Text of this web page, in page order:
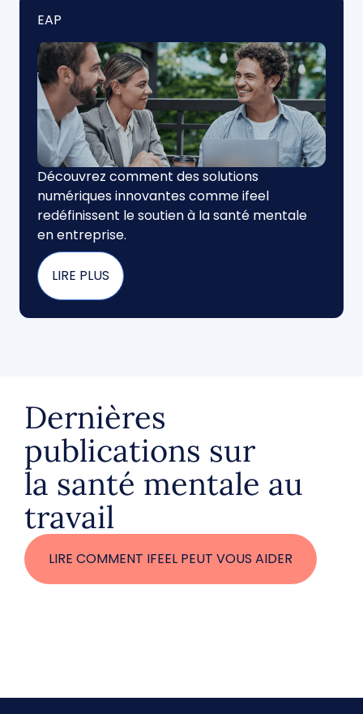
EAP
Découvrez comment des solutions
numériques innovantes comme ifeel
redéfinissent le soutien à la santé mentale
en entreprise.
LIRE PLUS
Dernières
publications sur
la santé mentale au
travail
LIRE COMMENT IFEEL PEUT VOUS AIDER